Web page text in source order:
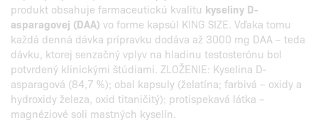
produkt obsahuje farmaceutickú kvalitu kyseliny D-
asparagovej (DAA) vo forme kapsúl KING SIZE. Vďaka tomu
každá denná dávka prípravku dodáva až 3000 mg DAA – teda
dávku, ktorej senzačný vplyv na hladinu testosterónu bol
potvrdený klinickými štúdiami. ZLOŽENIE: Kyselina D-
asparagová (84,7 %); obal kapsuly (želatína; farbivá – oxidy a
hydroxidy železa, oxid titaničitý); protispekavá látka –
magnéziové soli mastných kyselín.